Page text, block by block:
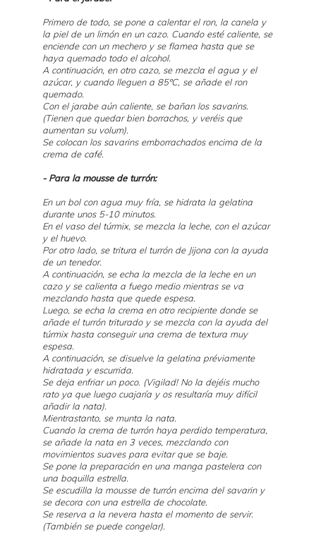
Primero de todo, se pone a calentar el ron, la canela y
la piel de un limón en un cazo. Cuando esté caliente, se
enciende con un mechero y se flamea hasta que se
haya quemado todo el alcohol.
A continuación, en otro cazo, se mezcla el agua y el
azúcar, y cuando lleguen a 85ºC, se añade el ron
quemado.
Con el jarabe aún caliente, se bañan los savarins.
(Tienen que quedar bien borrachos, y veréis que
aumentan su volum).
Se colocan los savarins emborrachados encima de la
crema de café.
- Para la mousse de turrón:
En un bol con agua muy fría, se hidrata la gelatina
durante unos 5-10 minutos.
En el vaso del túrmix, se mezcla la leche, con el azúcar
y el huevo.
Por otro lado, se tritura el turrón de Jijona con la ayuda
de un tenedor.
A continuación, se echa la mezcla de la leche en un
cazo y se calienta a fuego medio mientras se va
mezclando hasta que quede espesa.
Luego, se echa la crema en otro recipiente donde se
añade el turrón triturado y se mezcla con la ayuda del
túrmix hasta conseguir una crema de textura muy
espesa.
A continuación, se disuelve la gelatina préviamente
hidratada y escurrida.
Se deja enfriar un poco. (Vigilad! No la dejéis mucho
rato ya que luego cuajaría y os resultaría muy difícil
añadir la nata).
Mientrastanto, se munta la nata.
Cuando la crema de turrón haya perdido temperatura,
se añade la nata en 3 veces, mezclando con
movimientos suaves para evitar que se baje.
Se pone la preparación en una manga pastelera con
una boquilla estrella.
Se escudilla la mousse de turrón encima del savarin y
se decora con una estrella de chocolate.
Se reserva a la nevera hasta el momento de servir.
(También se puede congelar).